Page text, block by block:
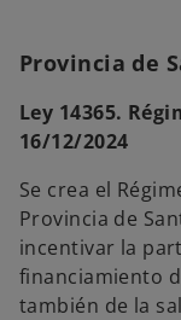
Provincia de
Ley 14365.
16/12/2024
Se crea el
Provincia de
incentivar la
financiamiento
también de la